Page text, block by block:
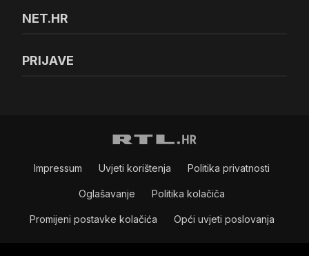
NET.HR
PRIJAVE
Impressum Uvjeti korištenja Politika privatnosti
Oglašavanje Politika kolačiča
Promijeni postavke kolačića Opći uvjeti poslovanja